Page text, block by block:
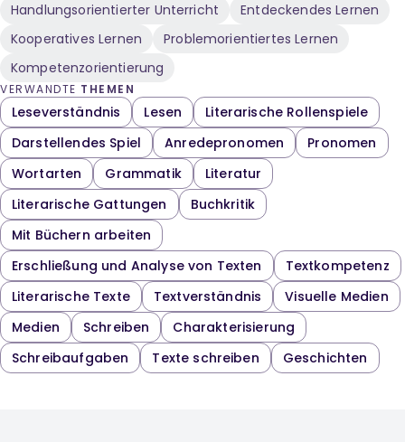
Handlungsorientierter Unterricht
Entdeckendes Lernen
Kooperatives Lernen
Problemorientiertes Lernen
Kompetenzorientierung
VERWANDTE THEMEN
Leseverständnis Lesen
Literarische Rollenspiele
Darstellendes Spiel
Anredepronomen
Pronomen
Wortarten
Grammatik
Literatur
Literarische Gattungen
Buchkritik
Mit Büchern arbeiten
Erschließung und Analyse von Texten
Textkompetenz
Literarische Texte
Textverständnis
Visuelle Medien
Medien
Schreiben
Charakterisierung
Schreibaufgaben
Texte schreiben Geschichten